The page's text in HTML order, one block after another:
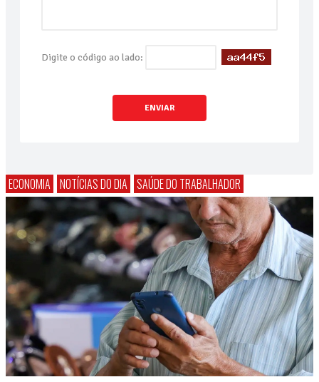
Digite o código ao lado:
ENVIAR
ECONOMIA NOTÍCIAS DO DIA SAÚDE DO TRABALHADOR